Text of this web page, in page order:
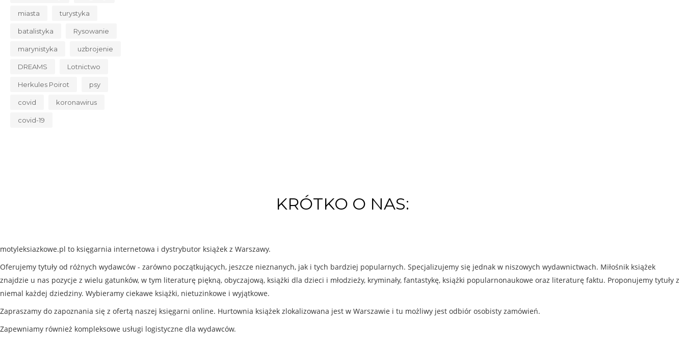
miasta turystyka
batalistyka Rysowanie
marynistyka uzbrojenie
DREAMS Lotnictwo
Herkules Poirot psy
covid koronawirus
covid-19
KRÓTKO O NAS:
motyleksiazkowe.pl to księgarnia internetowa i dystrybutor książek z Warszawy.
Oferujemy tytuły od różnych wydawców - zarówno początkujących, jeszcze nieznanych, jak i tych bardziej popularnych. Specjalizujemy się jednak w niszowych wydawnictwach. Miłośnik książek
znajdzie u nas pozycje z wielu gatunków, w tym literaturę piękną, obyczajową, książki dla dzieci i młodzieży, kryminały, fantastykę, książki popularnonaukowe oraz literaturę faktu. Proponujemy tytuły z
niemal każdej dziedziny. Wybieramy ciekawe książki, nietuzinkowe i wyjątkowe.
Zapraszamy do zapoznania się z ofertą naszej księgarni online. Hurtownia książek zlokalizowana jest w Warszawie i tu możliwy jest odbiór osobisty zamówień.
Zapewniamy również kompleksowe usługi logistyczne dla wydawców.